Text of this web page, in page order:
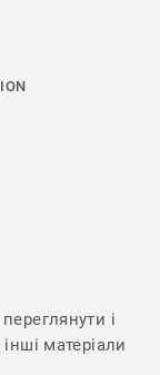
і
матеріали